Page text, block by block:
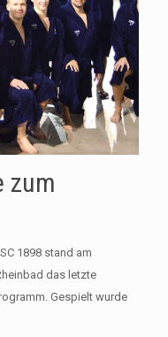
zum
1898 stand am
das letzte
Gespielt wurde